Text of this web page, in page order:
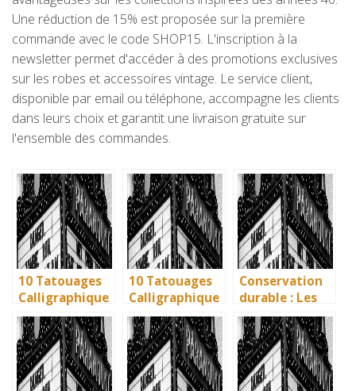
Une réduction de 15% est proposée sur la première
commande avec le code SHOP15. L'inscription à la
newsletter permet d'accéder à des promotions exclusives
sur les robes et accessoires vintage. Le service client,
disponible par email ou téléphone, accompagne les clients
dans leurs choix et garantit une livraison gratuite sur
l'ensemble des commandes.
10 Tatouages
Calligraphique
s : Citations et
Phrases
Uniques pour
immortaliser
vos amitiés
10 Tatouages
Calligraphique
s : Citations et
Phrases
Uniques pour
immortaliser
vos amitiés
Conservation
durable : Les
nouvelles
méthodes
écologiques du
British
Museum